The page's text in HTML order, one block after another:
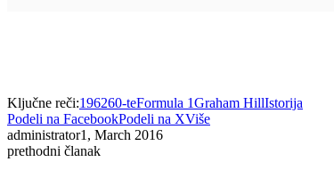
Ključne reči:196260-teFormula 1Graham HillIstorija
Podeli na FacebookPodeli na XViše
administrator1, March 2016
prethodni članak